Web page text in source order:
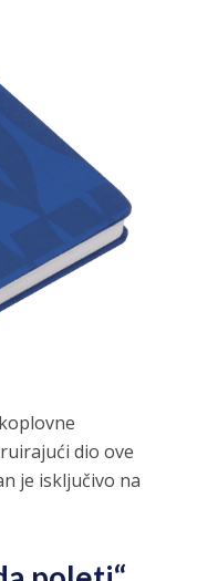
dio ove
je isključivo na